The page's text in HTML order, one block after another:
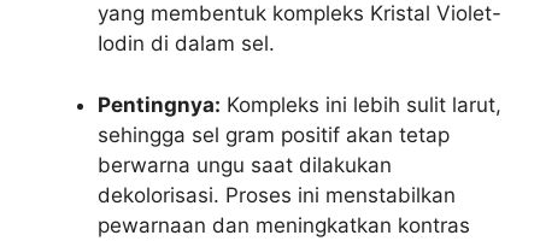
yang membentuk kompleks Kristal Violet-
Iodin di dalam sel.
Pentingnya: Kompleks ini lebih sulit larut,
sehingga sel gram positif akan tetap
berwarna ungu saat dilakukan
dekolorisasi. Proses ini menstabilkan
pewarnaan dan meningkatkan kontras